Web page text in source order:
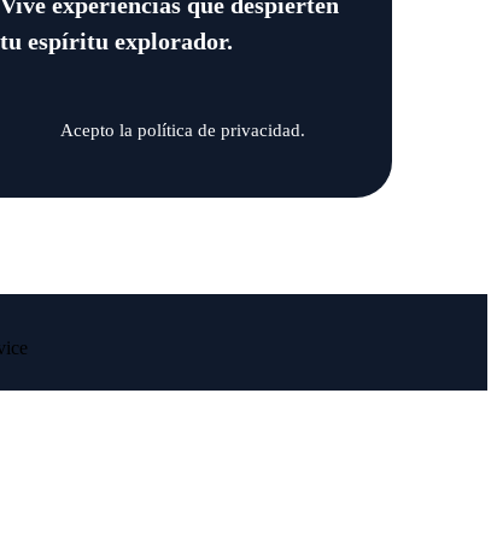
tu espíritu explorador.
Acepto la política de privacidad.